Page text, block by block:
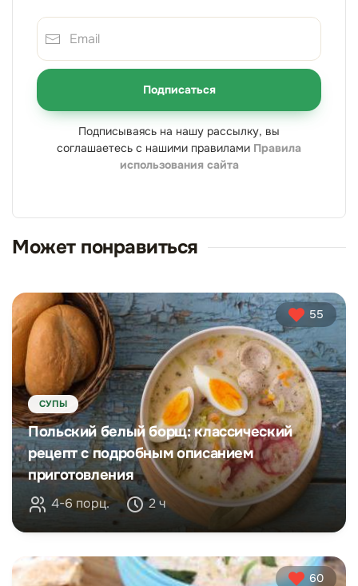
Подписаться
Подписываясь на нашу рассылку, вы
соглашаетесь с нашими правилами Правила
использования сайта
Может понравиться
55
СУПЫ
Польский белый борщ: классический
рецепт с подробным описанием
приготовления
4-6 порц. 2 ч
60